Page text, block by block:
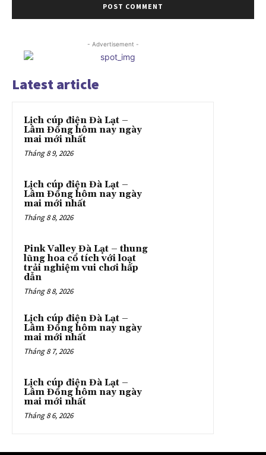
- Advertisement -
Latest article
Lịch cúp điện Đà Lạt –
Lâm Đồng hôm nay ngày
mai mới nhất
Tháng 8 9, 2026
Lịch cúp điện Đà Lạt –
Lâm Đồng hôm nay ngày
mai mới nhất
Tháng 8 8, 2026
Pink Valley Đà Lạt – thung
lũng hoa cổ tích với loạt
trải nghiệm vui chơi hấp
dẫn
Tháng 8 8, 2026
Lịch cúp điện Đà Lạt –
Lâm Đồng hôm nay ngày
mai mới nhất
Tháng 8 7, 2026
Lịch cúp điện Đà Lạt –
Lâm Đồng hôm nay ngày
mai mới nhất
Tháng 8 6, 2026